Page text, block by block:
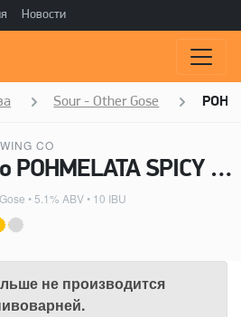
Новости
Sour - Other Gose
CO
Пиво POHMELATA SPICY - MUZA BREWING CO
• 5.1% ABV • 10 IBU
не производится